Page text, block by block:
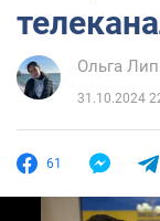
Ольга
31.10.2024
61